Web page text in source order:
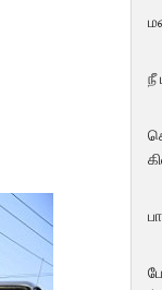
நீ